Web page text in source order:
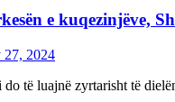
e kuqezinjëve,
27, 2024
do të luajnë zyrtarisht të